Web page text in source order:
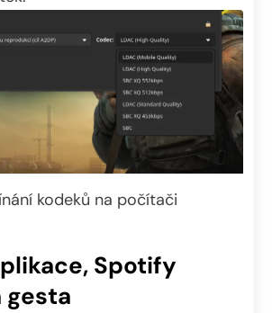
kodeků na počítači
Spotify
gesta